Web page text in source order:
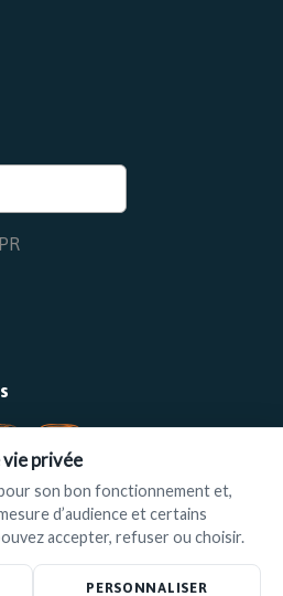
privée
son bon fonctionnement et,
d’audience et certains
accepter, refuser ou choisir.
PERSONNALISER